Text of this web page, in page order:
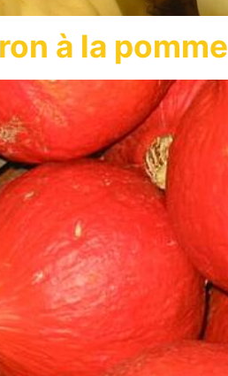
à la pomme